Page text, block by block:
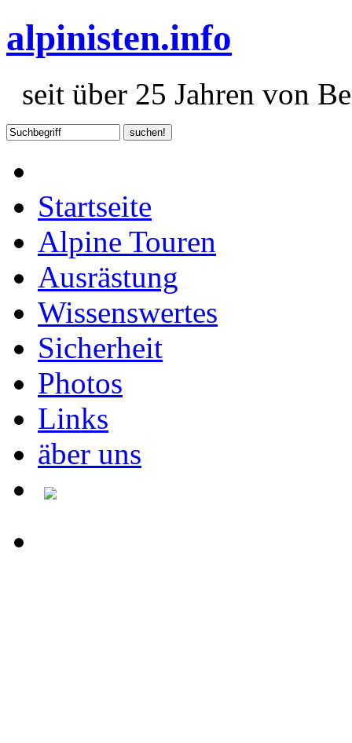
alpinisten.info
seit über 25 Jahren von
Startseite
Alpine Touren
Ausrästung
Wissenswertes
Sicherheit
Photos
Links
äber uns